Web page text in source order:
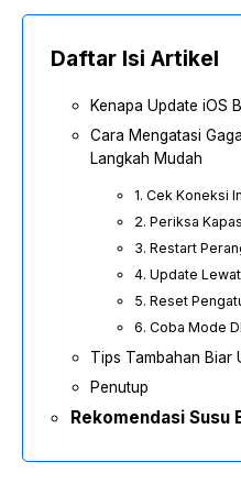
Daftar Isi Artikel
Kenapa Update iOS
Cara Mengatasi
Langkah Mudah
1. Cek Koneksi
2. Periksa
3. Restart
4. Update
5. Reset
6. Coba Mode
Tips Tambahan Biar
Penutup
Rekomendasi Susu